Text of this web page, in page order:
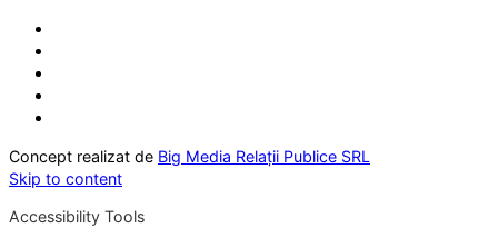
Concept realizat de Big Media Relații Publice SRL
Skip to content
Accessibility Tools